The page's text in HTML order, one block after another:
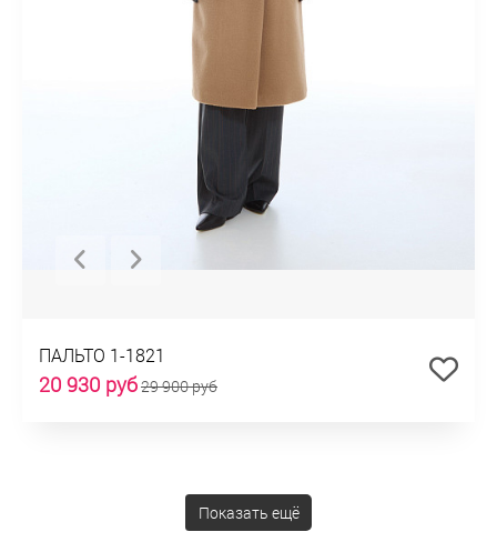
ПАЛЬТО 1-1821
20 930 руб29 900 руб
Показать ещё